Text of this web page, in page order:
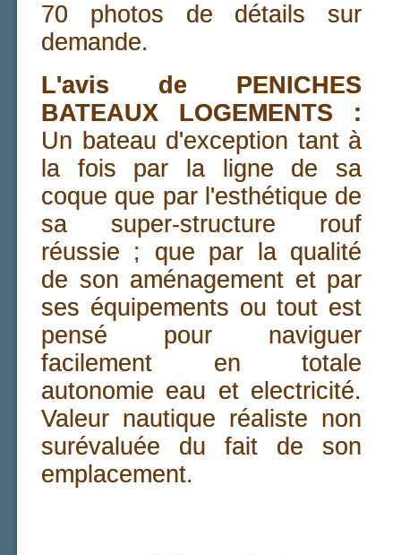
70 photos de détails sur
demande.
L'avis de PENICHES
BATEAUX LOGEMENTS :
Un bateau d'exception tant à
la fois par la ligne de sa
coque que par l'esthétique de
sa super-structure rouf
réussie ; que par la qualité
de son aménagement et par
ses équipements ou tout est
pensé pour naviguer
facilement en totale
autonomie eau et electricité.
Valeur nautique réaliste non
surévaluée du fait de son
emplacement.